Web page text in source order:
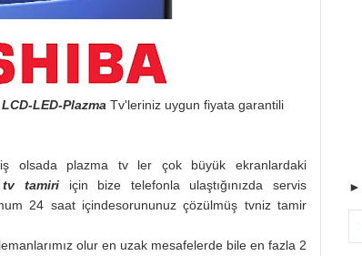
LCD-LED-Plazma Tv'leriniz uygun fiyata garantili
olsada plazma tv ler çok büyük ekranlardaki
tv tamiriiçin bize telefonla ulaştığınızda servis
24 saat içindesorununuz çözülmüş tvniz tamir
olur en uzak mesafelerde bile en fazla 2
►